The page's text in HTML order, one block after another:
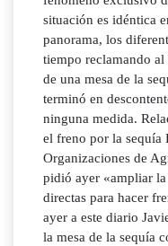
situación es idéntica
panorama, los
tiempo reclamando
de una mesa de la
terminó en
ninguna medida.
el freno por la sequía
Organizaciones de
pidió ayer «ampliar
directas para hacer
ayer a este diario
la mesa de la sequía